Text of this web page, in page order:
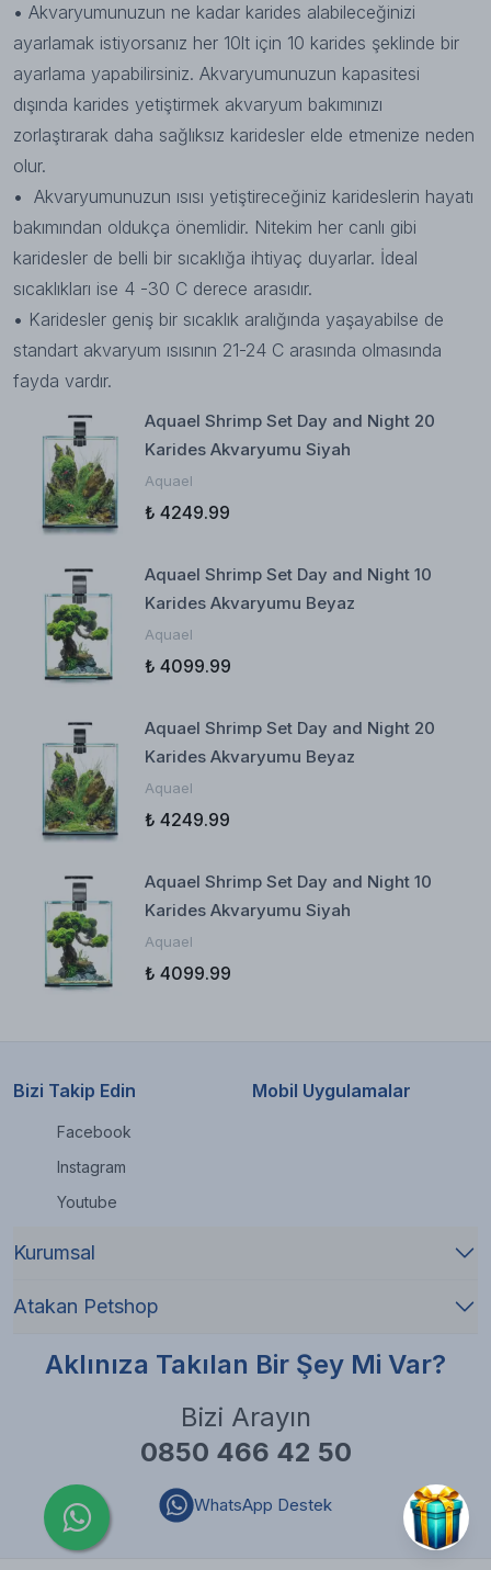
• Akvaryumunuzun ne kadar karides alabileceğinizi
ayarlamak istiyorsanız her 10lt için 10 karides şeklinde bir
ayarlama yapabilirsiniz. Akvaryumunuzun kapasitesi
dışında karides yetiştirmek akvaryum bakımınızı
zorlaştırarak daha sağlıksız karidesler elde etmenize neden
olur.
• Akvaryumunuzun ısısı yetiştireceğiniz karideslerin hayatı
bakımından oldukça önemlidir. Nitekim her canlı gibi
karidesler de belli bir sıcaklığa ihtiyaç duyarlar. İdeal
sıcaklıkları ise 4 -30 C derece arasıdır.
• Karidesler geniş bir sıcaklık aralığında yaşayabilse de
standart akvaryum ısısının 21-24 C arasında olmasında
fayda vardır.
Aquael Shrimp Set Day and Night 20
Karides Akvaryumu Siyah
Aquael
₺ 4249.99
Aquael Shrimp Set Day and Night 10
Karides Akvaryumu Beyaz
Aquael
₺ 4099.99
Aquael Shrimp Set Day and Night 20
Karides Akvaryumu Beyaz
Aquael
₺ 4249.99
Aquael Shrimp Set Day and Night 10
Karides Akvaryumu Siyah
Aquael
₺ 4099.99
Bizi Takip Edin
Facebook
Instagram
Youtube
Mobil Uygulamalar
Kurumsal
Atakan Petshop
Aklınıza Takılan Bir Şey Mi Var?
Bizi Arayın
0850 466 42 50
WhatsApp Destek